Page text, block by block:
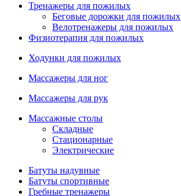
Тренажеры для пожилых
Беговые дорожки для пожилых
Велотренажеры для пожилых
Физиотерапия для пожилых
Ходунки для пожилых
Массажеры для ног
Массажеры для рук
Массажные столы
Складные
Стационарные
Электрические
Батуты надувные
Батуты спортивные
Гребные тренажеры